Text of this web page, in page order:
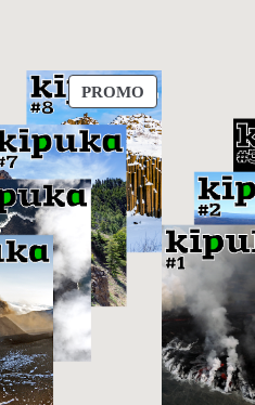
PROMOPRODUIT
EN
PROMOTION